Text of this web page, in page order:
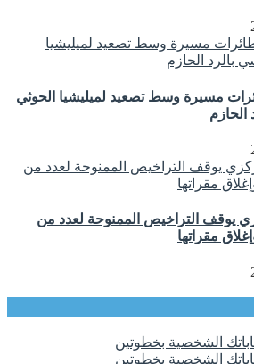
مسيرة وسط تصعيد لميليشيا الحوثي
الحازم
يوقف التراخيص الممنوحة لعدد من
مقراتها